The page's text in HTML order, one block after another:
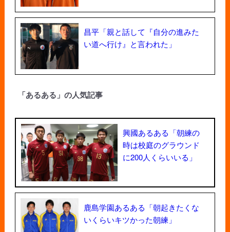
昌平「親と話して『自分の進みた
い道へ行け』と言われた」
「あるある」の人気記事
興國あるある「朝練の
時は校庭のグラウンド
に200人くらいいる」
鹿島学園あるある「朝起きたくな
いくらいキツかった朝練」